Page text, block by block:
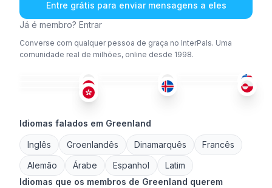
Entre grátis para enviar mensagens a eles
Já é membro? Entrar
Converse com qualquer pessoa de graça no InterPals. Uma
comunidade real de milhões, online desde 1998.
ÁRA+4 ING +1 ÁRA
Idiomas falados em Greenland
Inglês Groenlandês Dinamarquês
Francês
Alemão
Árabe Espanhol
Latim
Idiomas que os membros de Greenland querem